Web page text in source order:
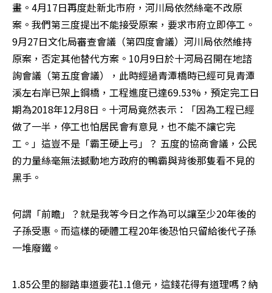
畫。4月17日再度赴新北市府，河川局依然絲毫不改原
案。我們第三度提出不能接受原案，要求市府立即停工。
9月27日文化局審查會議（第四度會議）河川局依然維持
原案，否定其他替代方案。10月9日於十河局召開在地諮
詢會議（第五度會議），此時經過青潭橋時已經可見青潭
溪左右岸已架上鋼橋，工程進度已達69.53%，預定完工日
期為2018年12月8日。十河局竟然表示：「因為工程已經
做了一半，停工也怕居民會有意見，也不能不讓它完
工。」這豈不是「霸王硬上弓」？ 五度的協商會議，公民
的力量絲毫無法撼動地方政府的鴨霸與背後那隻看不見的
黑手。
何謂「前瞻」？就是我等今日之作為可以讓至少20年後的
子孫受惠。而這樣的硬體工程20年後恐怕只留給後代子孫
一堆廢鐵。
1.85公里的腳踏車道要花1.1億元，這錢花得有道理嗎？納